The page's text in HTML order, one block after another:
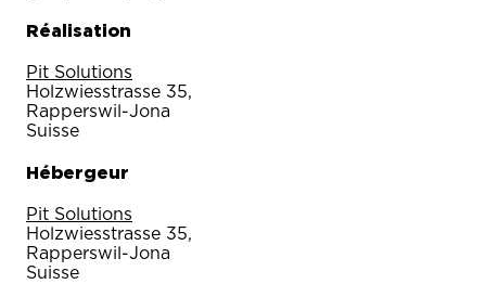
Réalisation
Pit Solutions
Holzwiesstrasse 35,
Rapperswil-Jona
Suisse
Hébergeur
Pit Solutions
Holzwiesstrasse 35,
Rapperswil-Jona
Suisse